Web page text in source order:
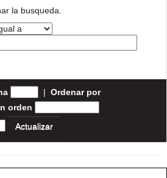
la busqueda.
| Ordenar por
orden